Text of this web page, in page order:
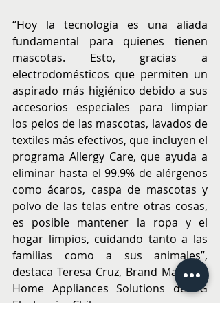
“Hoy la tecnología es una aliada
fundamental para quienes tienen
mascotas. Esto, gracias a
electrodomésticos que permiten un
aspirado más higiénico debido a sus
accesorios especiales para limpiar
los pelos de las mascotas, lavados de
textiles más efectivos, que incluyen el
programa Allergy Care, que ayuda a
eliminar hasta el 99.9% de alérgenos
como ácaros, caspa de mascotas y
polvo de las telas entre otras cosas,
es posible mantener la ropa y el
hogar limpios, cuidando tanto a las
familias como a sus animales”,
destaca Teresa Cruz, Brand Manager
Home Appliances Solutions de LG
Electronics Chile.